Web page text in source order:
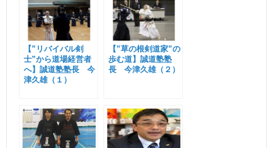
【”リバイバル剣
士”から道場経営者
へ】誠道塾塾長 今
津久雄（１）
【”草の根剣道家”の
歩む道】誠道塾塾
長 今津久雄（２）